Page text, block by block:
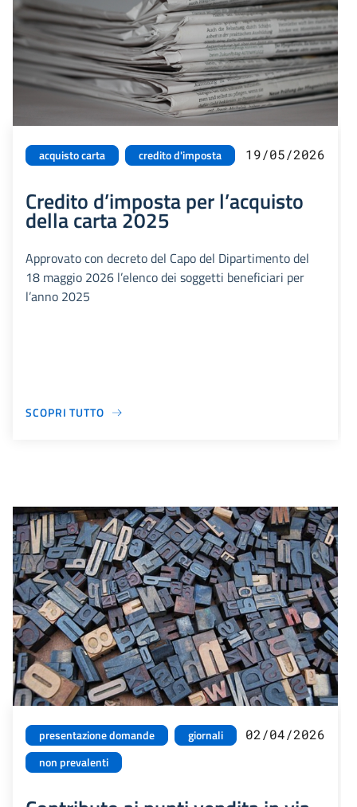
acquisto carta credito d'imposta 19/05/2026
Credito d’imposta per l’acquisto
della carta 2025
Approvato con decreto del Capo del Dipartimento del
18 maggio 2026 l’elenco dei soggetti beneficiari per
l’anno 2025
SCOPRI TUTTO
presentazione domande
giornali
non prevalenti
02/04/2026